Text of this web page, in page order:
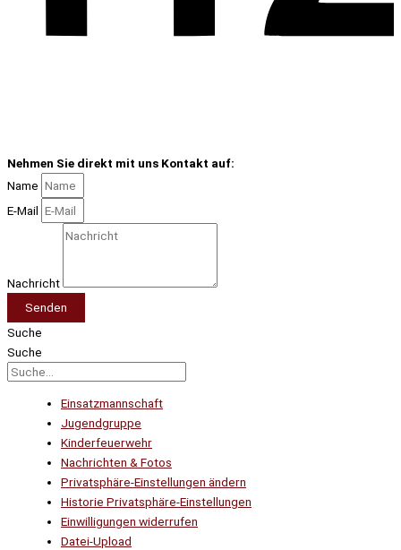
Nehmen Sie direkt mit uns Kontakt auf:
Name
E-Mail
Nachricht
Senden
Suche
Suche
Einsatzmannschaft
Jugendgruppe
Kinderfeuerwehr
Nachrichten & Fotos
Privatsphäre-Einstellungen ändern
Historie Privatsphäre-Einstellungen
Einwilligungen widerrufen
Datei-Upload